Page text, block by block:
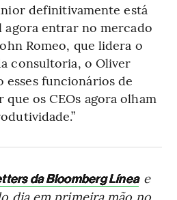
definitivamente está
entrar no mercado
Romeo, que lidera o
consultoria, o Oliver
esses funcionários de
os CEOs agora olham
da Bloomberg Línea e
dia em primeira mão no